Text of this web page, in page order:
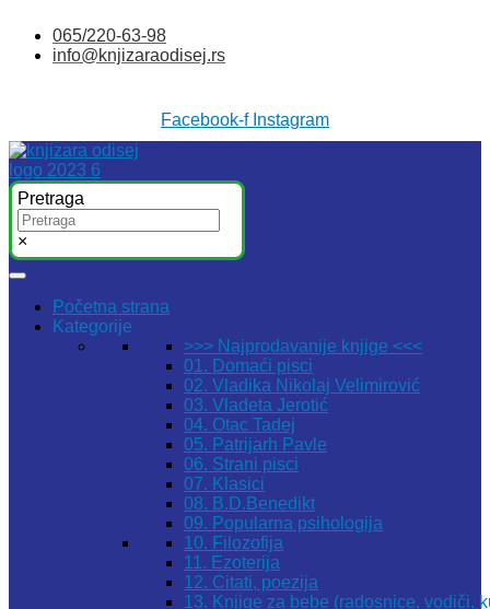
sadržaj
065/220-63-98
info@knjizaraodisej.rs
Facebook-f Instagram
Pretraga
×
Početna strana
Kategorije
>>> Najprodavanije knjige <<<
01. Domaći pisci
02. Vladika Nikolaj Velimirović
03. Vladeta Jerotić
04. Otac Tadej
05. Patrijarh Pavle
06. Strani pisci
07. Klasici
08. B.D.Benedikt
09. Popularna psihologija
10. Filozofija
11. Ezoterija
12. Citati, poezija
13. Knjige za bebe (radosnice, vodiči,